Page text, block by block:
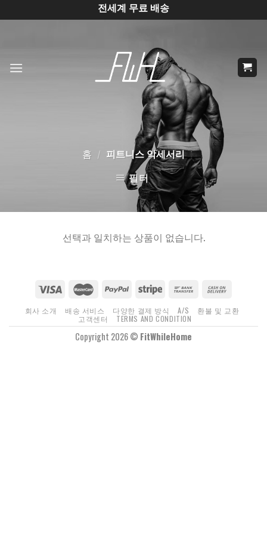
to
전세계 무료 배송
홈 / 피트니스 악세서리
필터
선택과 일치하는 상품이 없습니다.
회사 소개 배송 서비스 다양한 결제 방식 A/S 환불 및 교환
고객센터 TERMS AND CONDITION
Copyright 2026 © FitWhileHome